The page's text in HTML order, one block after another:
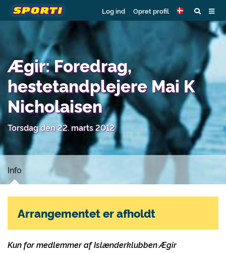
Log ind Opret profil
Ægir: Foredrag,
hestetandplejere Mai K
Nicholaisen
Torsdag den 22. marts 2012
Info
Kun for medlemmer af Islænderklubben Ægir
Arrangementet er afholdt